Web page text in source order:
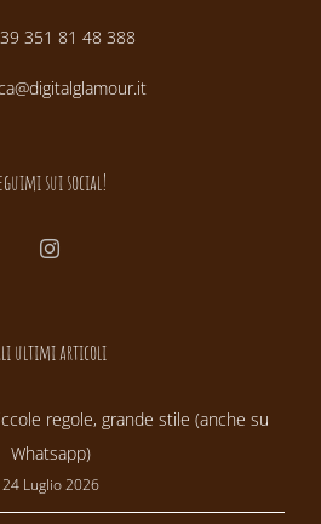
351 81 48 388
sui social!
ultimi articoli
regole, grande stile (anche su
Whatsapp)
24 Luglio 2026